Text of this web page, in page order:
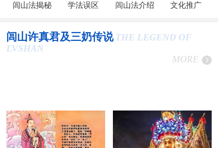
闾山法揭秘 学法误区 闾山法介绍 文化推广
闾山许真君及三奶传说 THE LEGEND OF
LVSHAN
MORE